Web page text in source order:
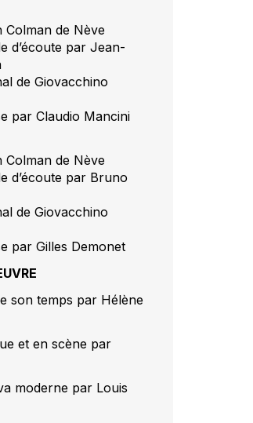
de Nève
d’écoute par Jean-
de Giovacchino
par Claudio Mancini
de Nève
d’écoute par Bruno
de Giovacchino
par Gilles Demonet
son temps par Hélène
et en scène par
moderne par Louis